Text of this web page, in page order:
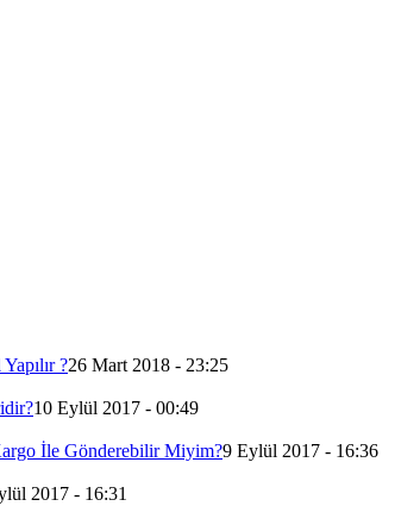
?26 Mart 2018 - 23:25
10 Eylül 2017 - 00:49
İle Gönderebilir Miyim?9 Eylül 2017 - 16:36
2017 - 16:31